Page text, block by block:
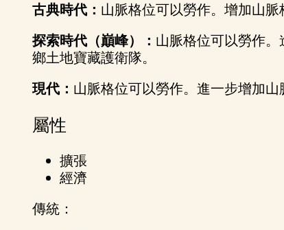
古典時代： 山脈格位可以勞作。增加山脈
探索時代（巔峰）： 山脈格位可以勞作
鄉土地寶藏護衛隊。
現代： 山脈格位可以勞作。進一步增加山
屬性
擴張
經濟
傳統：